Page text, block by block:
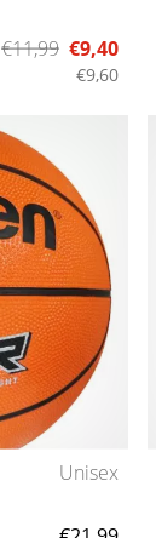
€11,99 €9,40
€9,60
Unisex